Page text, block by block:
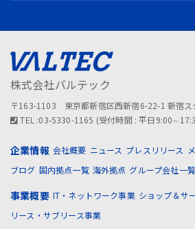
株式会社バルテック
〒163-1103 東京都新宿区西新宿6-22-1 新宿ス
TEL :03-5330-1165 (受付時間 : 平日
企業情報 会社概要 ニュース プレスリリース
ブログ 国内拠点一覧 海外拠点 グループ会社一覧
事業概要 IT・ネットワーク事業 ショップ＆サ
リース・サブリース事業